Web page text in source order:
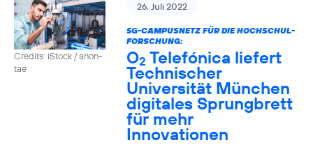
Credits: iStock / anon-
tae
26. Juli 2022
5G-CAMPUSNETZ FÜR DIE HOCHSCHUL-
FORSCHUNG:
O2 Telefónica liefert
Technischer
Universität München
digitales Sprungbrett
für mehr
Innovationen